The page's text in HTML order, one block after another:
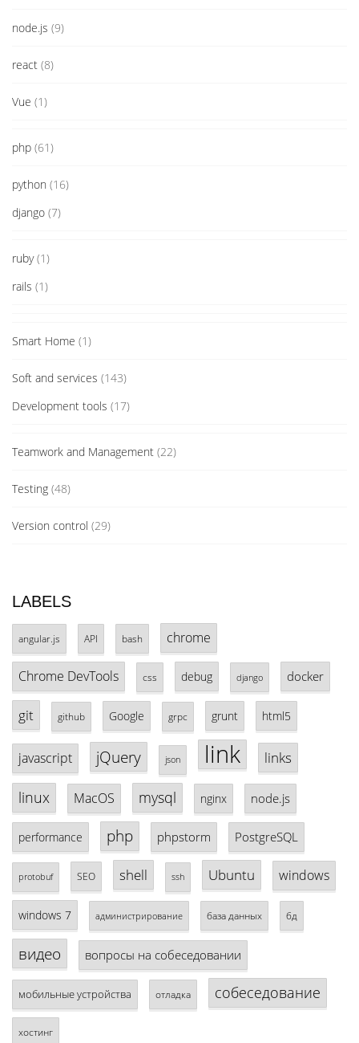
node.js (9)
react (8)
Vue (1)
php (61)
python (16)
django (7)
ruby(1)
rails (1)
Smart Home (1)
Soft and services (143)
Development tools (17)
Teamwork and Management (22)
Testing (48)
Version control (29)
LABELS
angular.js API bash chrome
Chrome DevTools css debug django docker
git github Google grpc grunt html5
javascript jQuery json link links
linux MacOS mysql nginx node.js
performance php phpstorm PostgreSQL
protobuf SEO shell ssh Ubuntu windows
windows 7 администрирование база данных бд
видео вопросы на собеседовании
мобильные устройства отладка собеседование
хостинг